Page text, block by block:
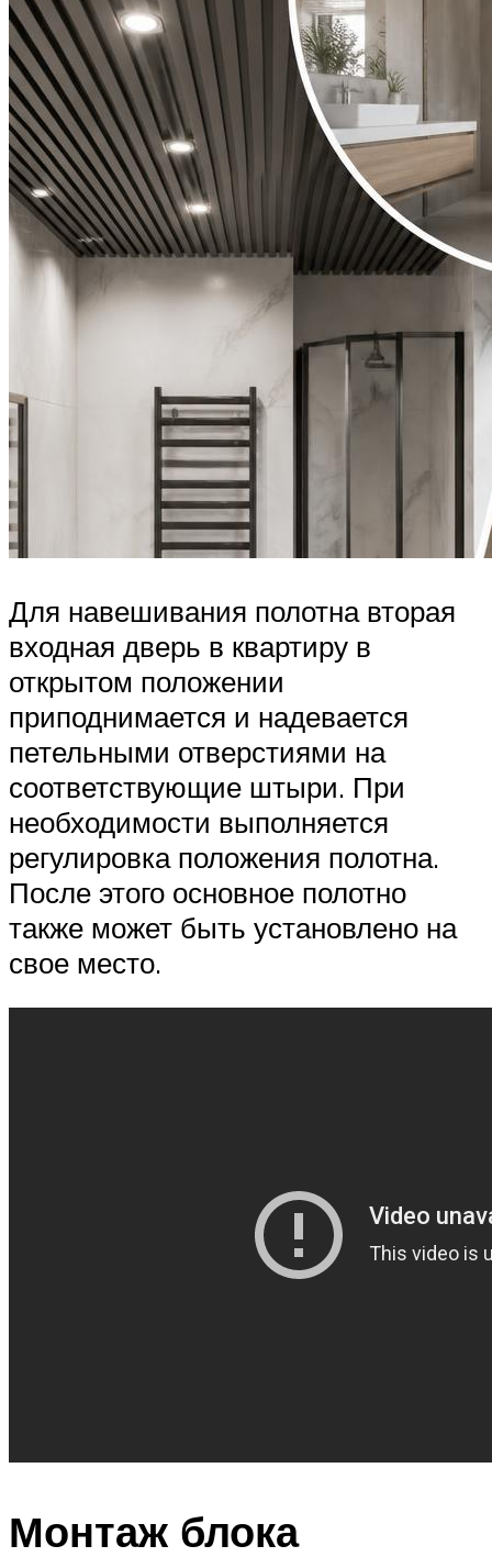
Для навешивания полотна вторая
входная дверь в квартиру в
открытом положении
приподнимается и надевается
петельными отверстиями на
соответствующие штыри. При
необходимости выполняется
регулировка положения полотна.
После этого основное полотно
также может быть установлено на
свое место.
Монтаж блока